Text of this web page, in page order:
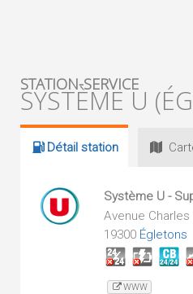
STATION-SERVICE
SYSTÈME U
Détail station
Système U -
Avenue
19300 Égletons
WWW